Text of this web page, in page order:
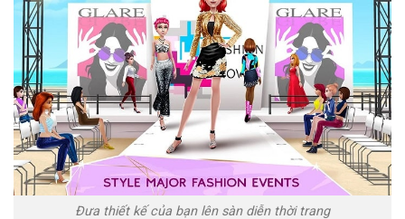
Đưa thiết kế của bạn lên sàn diễn thời trang